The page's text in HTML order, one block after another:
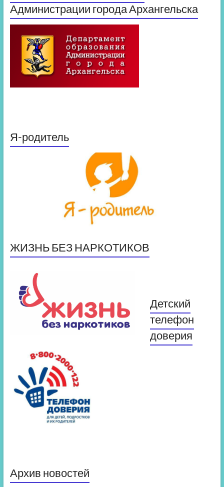
Администрации города Архангельска
Я-родитель
ЖИЗНЬ БЕЗ НАРКОТИКОВ
Детский
телефон
доверия
Архив новостей